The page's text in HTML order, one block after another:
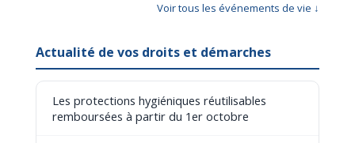
Voir tous les événements de vie ↓
Actualité de vos droits et démarches
Les protections hygiéniques réutilisables
remboursées à partir du 1er octobre